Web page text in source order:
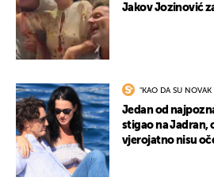
Jakov Jozinović
"KAO DA SU
Jedan od
stigao na Jadran,
vjerojatno nisu